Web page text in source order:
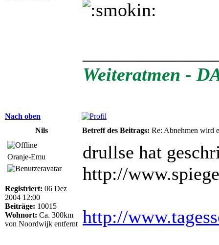
Weiteratmen -
Nach oben
Nils
Betreff des Beitrags: Re: Abnehmen wird
Oranje-Emu
Registriert: 06 Dez
2004 12:00
Beiträge: 10015
Wohnort: Ca. 300km
von Noordwijk entfernt
drullse hat
http://
http://